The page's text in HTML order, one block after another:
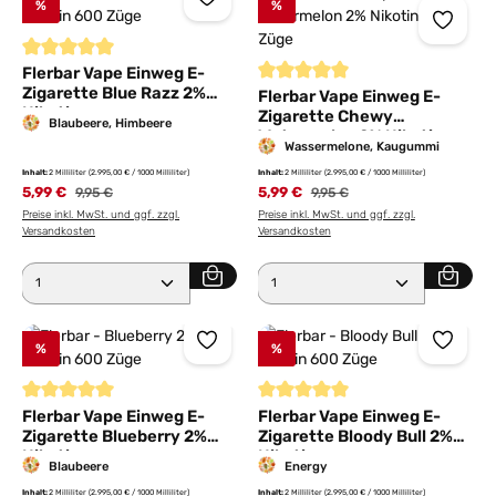
%
Durchschnittliche Bewertung von 5 von 5 Sternen
Flerbar Vape Einweg E-
Zigarette Blue Razz 2%
Nikotin
Blaubeere, Himbeere
Inhalt:2 Milliliter (2.995,00 € / 1000 Milliliter)
5,99 € Regulärer Preis:
9,95 €
Preise inkl. MwSt. und ggf. zzgl.
Versandkosten
Produkt Anzahl: Gib den gewünschten Wert ein
%
Durchschnittliche Bewertung
Flerbar Vape Einweg E-
Zigarette Chewy
Watermelon 2% Nikotin
Wassermelone, Kaugummi
Inhalt:2 Milliliter (2.995,00 € / 1000 Milliliter)
5,99 € Regulärer Preis:
9,95 €
Preise inkl. MwSt. und ggf. zzgl.
Versandkosten
Produkt Anzahl: Gib den
%
Durchschnittliche Bewertung von 5 von 5 Sternen
Flerbar Vape Einweg E-
Zigarette Blueberry 2%
Nikotin
Blaubeere
Inhalt:2 Milliliter (2.995,00 € / 1000 Milliliter)
%
Durchschnittliche Bewertung
Flerbar Vape Einweg E-
Zigarette Bloody Bull 2%
Nikotin
Energy
Inhalt:2 Milliliter (2.995,00 € / 1000 Milliliter)